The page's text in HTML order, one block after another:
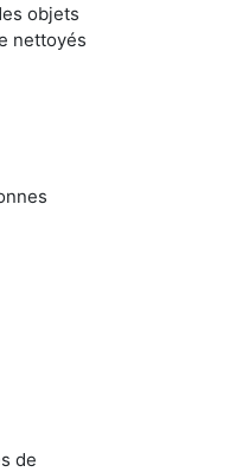
objets
nettoyés
de